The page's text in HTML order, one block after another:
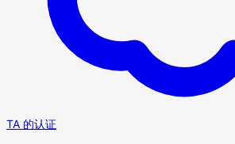
TA 的认证